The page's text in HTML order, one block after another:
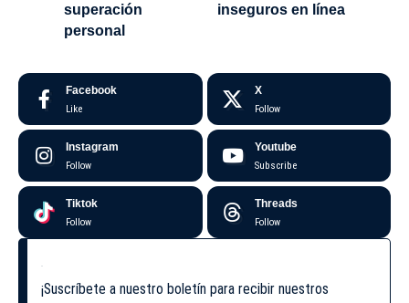
superación
personal
inseguros en línea
Facebook
Like
X
Follow
Instagram
Follow
Youtube
Subscribe
Tiktok
Follow
Threads
Follow
¡Suscríbete a nuestro boletín para recibir nuestros